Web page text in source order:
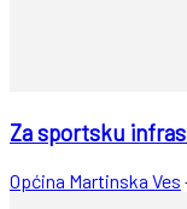
Za sportsku
Općina Martinska Ves